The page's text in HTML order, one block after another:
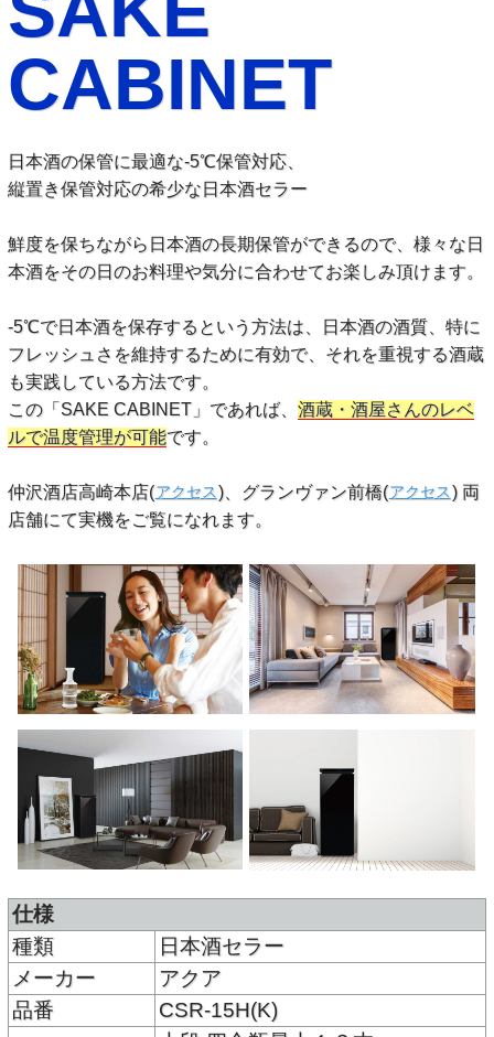
CABINET
日本酒の保管に最適な-5℃保管対応、
縦置き保管対応の希少な日本酒セラー
鮮度を保ちながら日本酒の長期保管ができるので、様々な日
本酒をその日のお料理や気分に合わせてお楽しみ頂けます。
-5℃で日本酒を保存するという方法は、日本酒の酒質、特に
フレッシュさを維持するために有効で、それを重視する酒蔵
も実践している方法です。
この「SAKE CABINET」であれば、 酒蔵・酒屋さんのレベ
ルで温度管理が可能です。
仲沢酒店高崎本店(アクセス )、グランヴァン前橋(アクセス ) 両
店舗にて実機をご覧になれます。
仕様
種類
日本酒セラー
メーカー
アクア
品番
CSR-15H(K)